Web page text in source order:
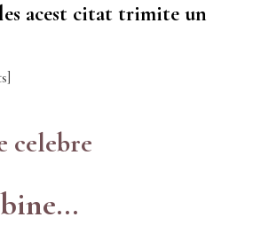
acest citat trimite un
celebre